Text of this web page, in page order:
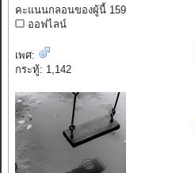
คะแนนกลอนของผู้นี้ 159
ออฟไลน์
เพศ:
กระทู้: 1,142